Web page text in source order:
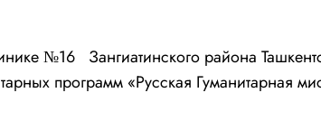
№16 Зангиатинского района
программ «Русская Гуманитарная